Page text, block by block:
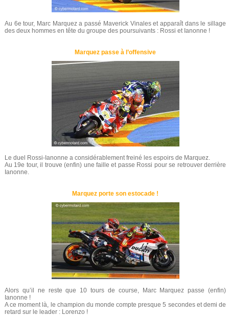
Au 6e tour, Marc Marquez a passé Maverick Vinales et apparaît dans le sillage
des deux hommes en tête du groupe des poursuivants : Rossi et Ianonne !
Marquez passe à l’offensive
Le duel Rossi-Ianonne a considérablement freiné les espoirs de Marquez.
Au 19e tour, il trouve (enfin) une faille et passe Rossi pour se retrouver derrière
Ianonne.
Marquez porte son estocade !
Alors qu’il ne reste que 10 tours de course, Marc Marquez passe (enfin)
Ianonne !
A ce moment là, le champion du monde compte presque 5 secondes et demi de
retard sur le leader : Lorenzo !